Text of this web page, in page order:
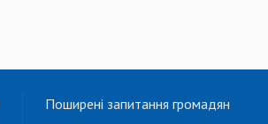
Поширені запитання громадян